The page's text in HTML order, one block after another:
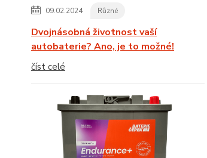
09.02.2024 Různé
Dvojnásobná životnost vaší
autobaterie? Ano, je to možné!
číst celé